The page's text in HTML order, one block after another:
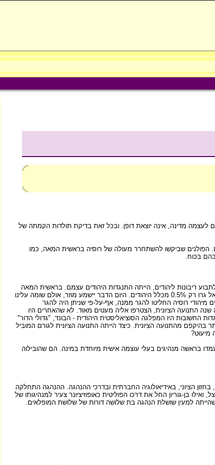
היהודית להקים לעצמה מדינה, אינה יוצאת דופן. ובכל זאת בדיקת תולדות הקמתה של
הפולנים שביקשו להשתחרר מעולה של רוסיה בראשית המאה, כמו
בכוח.
ריבונות ליהודים, הייתה התנגדות היהודים עצמם. בראשית המאה
חיה מחצית מהעם היהודי בארץ אחת - רוסיה. המחצית השנייה הייתה מפוזרת בעשרות ארצות בחמש יבשות. בארץ-ישראל גרו רק 0.5% מכלל היהודים. היום הדבר יישמע מוזר, אולם שומה עלינו
רוסיה החליטו להגר ממנה, אף-על-פי שניתן היה להגר
התנועה הציונית, הצטרפו אליה מעטים מאוד. לא שהאחרים היו
החשובות היו המפלגה הסוציאליסטית היהודית - הבונד, "גדולי הדור"
בהיקפם מהתנועה הציונית. כיצד הייתה התנועה הציונית לגורם המוביל
מיעוט?
בראשה מנהיגים בעלי עוצמה אישית מיוחדת במינה. הם שהובילוה
הציוני, באידיאולוגיה החברתית ובדרכי ההנהגה. ההנהגה התחלקה
ואילו בן-גוריון החל את דרכו הפוליטית כאופוזיציונר צעיר למנהיגותו של
למעין שושלת הנהגה בת שלושה דורות של שלושת המופלאים.